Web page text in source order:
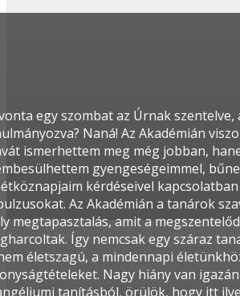
egy szombat az Úrnak szentelve,
Naná! Az Akadémián
ismerhettem meg még jobban,
gyengeségeimmel,
kérdéseivel
Az Akadémián a tanárok
megtapasztalás, amit a
Így nemcsak egy száraz
életszagú, a mindennapi
Nagy hiány van
tanításból, örülök, hogy itt